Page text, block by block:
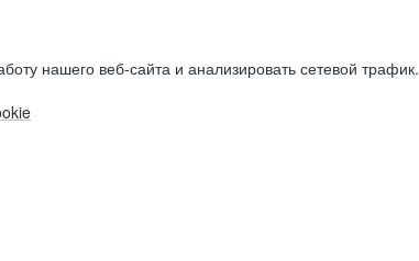
нашего веб-сайта и анализировать сетевой трафик.